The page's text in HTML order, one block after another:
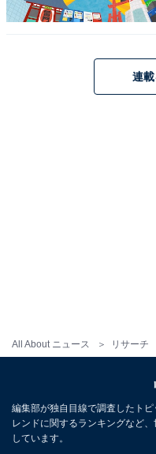
All About ニュース リサーチ
次ページ 10
年末年始
た1位は
連
編集部が独自目線で調査したト
レンドに関するランキングなど
しています。